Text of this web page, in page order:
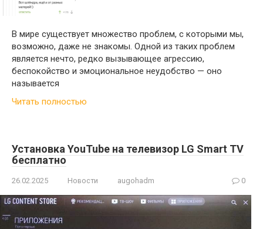
В мире существует множество проблем, с которыми мы,
возможно, даже не знакомы. Одной из таких проблем
является нечто, редко вызывающее агрессию,
беспокойство и эмоциональное неудобство — оно
называется
Читать полностью
Установка YouTube на телевизор LG Smart TV
бесплатно
26.02.2025 Новости augohadm 0